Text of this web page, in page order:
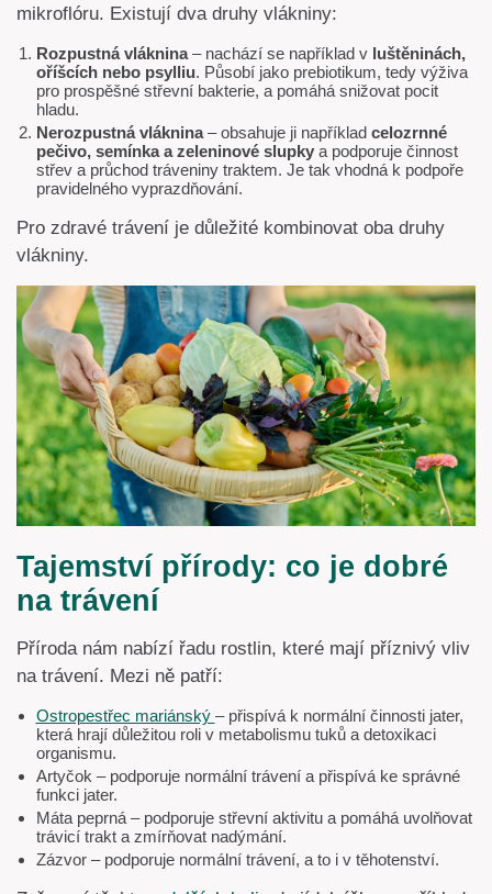
mikroflóru. Existují dva druhy vlákniny:
Rozpustná vláknina– nachází se například v luštěninách,
oříšcích nebo psylliu. Působí jako prebiotikum, tedy výživa
pro prospěšné střevní bakterie, a pomáhá snižovat pocit
hladu.
Nerozpustná vláknina– obsahuje ji například celozrnné
pečivo, semínka a zeleninové slupkya podporuje činnost
střev a průchod tráveniny traktem. Je tak vhodná k podpoře
pravidelného vyprazdňování.
Pro zdravé trávení je důležité kombinovat oba druhy
vlákniny.
Tajemství přírody: co je dobré
na trávení
Příroda nám nabízí řadu rostlin, které mají příznivý vliv
na trávení. Mezi ně patří:
Ostropestřec mariánský – přispívá k normální činnosti jater,
která hrají důležitou roli v metabolismu tuků a detoxikaci
organismu.
Artyčok – podporuje normální trávení a přispívá ke správné
funkci jater.
Máta peprná – podporuje střevní aktivitu a pomáhá uvolňovat
trávicí trakt a zmírňovat nadýmání.
Zázvor – podporuje normální trávení, a to i v těhotenství.